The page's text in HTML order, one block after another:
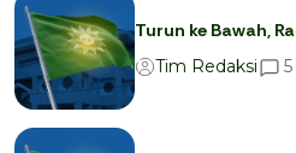
Turun ke Bawah,
Tim Redaksi
5